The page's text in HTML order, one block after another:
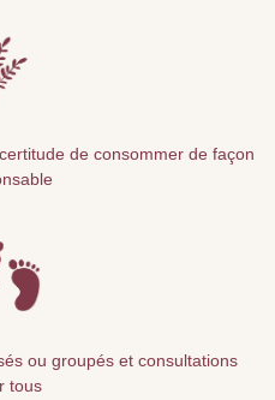
de consommer de façon
ou groupés et consultations
tous